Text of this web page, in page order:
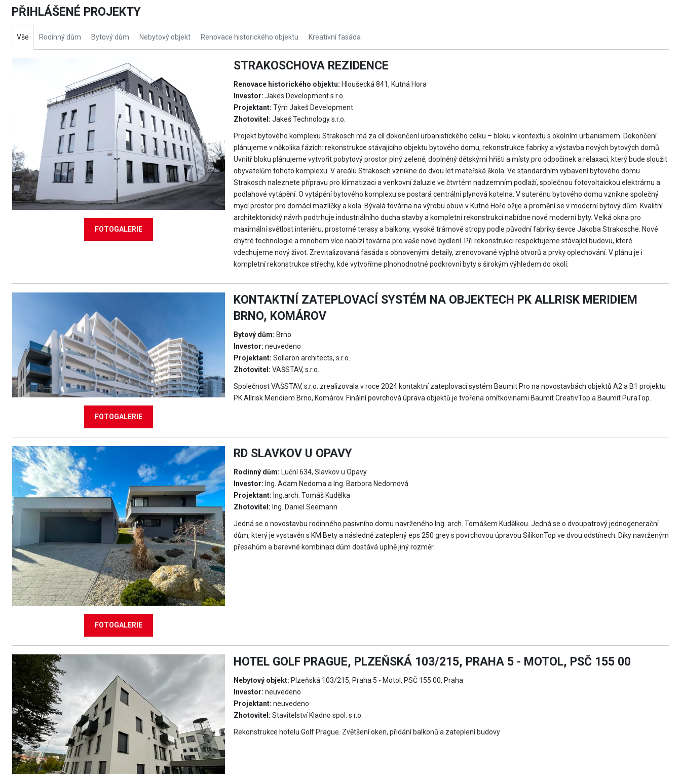
PŘIHLÁŠENÉ PROJEKTY
Vše Rodinný dům Bytový dům Nebytový objekt Renovace historického objektu Kreativní fasáda
FOTOGALERIE
STRAKOSCHOVA REZIDENCE
Renovace historického objektu: Hloušecká 841, Kutná Hora
Investor: Jakes Development s.r.o.
Projektant: Tým Jakeš Development
Zhotovitel: Jakeš Technology s.r.o.
Projekt bytového komplexu Strakosch má za cíl dokončení urbanistického celku – bloku v kontextu s okolním urbanismem. Dokončení
plánujeme v několika fázích: rekonstrukce stávajícího objektu bytového domu, rekonstrukce fabriky a výstavba nových bytových domů.
Uvnitř bloku plánujeme vytvořit pobytový prostor plný zeleně, doplněný dětskými hřišti a místy pro odpočinek a relaxaci, který bude sloužit
obyvatelům tohoto komplexu. V areálu Strakosch vznikne do dvou let mateřská škola. Ve standardním vybavení bytového domu
Strakosch naleznete přípravu pro klimatizaci a venkovní žaluzie ve čtvrtém nadzemním podlaží, společnou fotovoltaickou elektrárnu a
podlahové vytápění. O vytápění bytového komplexu se postará centrální plynová kotelna. V suterénu bytového domu vznikne společný
mycí prostor pro domácí mazlíčky a kola. Bývalá továrna na výrobu obuvi v Kutné Hoře ožije a promění se v moderní bytový dům. Kvalitní
architektonický návrh podtrhuje industriálního ducha stavby a kompletní rekonstrukcí nabídne nové moderní byty. Velká okna pro
maximální světlost interiéru, prostorné terasy a balkony, vysoké trámové stropy podle původní fabriky ševce Jakoba Strakosche. Nové
chytré technologie a mnohem více nabízí továrna pro vaše nové bydlení. Při rekonstrukci respektujeme stávající budovu, které
vdechujeme nový život. Zrevitalizovaná fasáda s obnovenými detaily, zrenovované výplně otvorů a prvky oplechování. V plánu je i
kompletní rekonstrukce střechy, kde vytvoříme plnohodnotné podkrovní byty s širokým výhledem do okolí.
FOTOGALERIE
KONTAKTNÍ ZATEPLOVACÍ SYSTÉM NA OBJEKTECH PK ALLRISK MERIDIEM
BRNO, KOMÁROV
Bytový dům: Brno
Investor: neuvedeno
Projektant: Sollaron architects, s.r.o.
Zhotovitel: VAŠSTAV, s.r.o.
Společnost VAŠSTAV, s.r.o. zrealizovala v roce 2024 kontaktní zateplovací systém Baumit Pro na novostavbách objektů A2 a B1 projektu
PK Allrisk Meridiem Brno, Komárov. Finální povrchová úprava objektů je tvořena omítkovinami Baumit CreativTop a Baumit PuraTop.
FOTOGALERIE
RD SLAVKOV U OPAVY
Rodinný dům: Luční 634, Slavkov u Opavy
Investor: Ing. Adam Nedoma a Ing. Barbora Nedomová
Projektant: Ing.arch. Tomáš Kudělka
Zhotovitel: Ing. Daniel Seemann
Jedná se o novostavbu rodinného pasivního domu navrženého Ing. arch. Tomášem Kudělkou. Jedná se o dvoupatrový jednogenerační
dům, který je vystavěn s KM Bety a následně zateplený eps 250 grey s povrchovou úpravou SilikonTop ve dvou odstínech. Díky navrženým
přesahům a barevné kombinaci dům dostává uplně jiný rozměr.
HOTEL GOLF PRAGUE, PLZEŇSKÁ 103/215, PRAHA 5 - MOTOL, PSČ 155 00
Nebytový objekt: Plzeňská 103/215, Praha 5 - Motol, PSČ 155 00, Praha
Investor: neuvedeno
Projektant: neuvedeno
Zhotovitel: Stavitelství Kladno spol. s r.o.
Rekonstrukce hotelu Golf Prague. Zvětšení oken, přidání balkonů a zateplení budovy